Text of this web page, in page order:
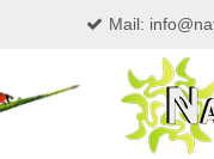
Mail: